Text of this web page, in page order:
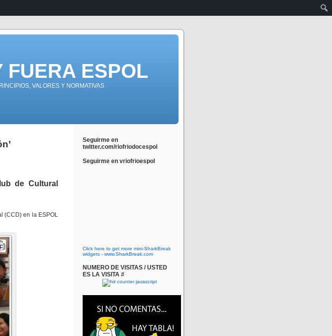
FUERA ESPOL
VALORES Y NORMATIVAS
de Cultural
(CCD) en la ESPOL
Seguirme en
twitter.com/riofriodocespol
Seguirme en vriofrioespol
Click here to get more mini-SharkBreak
widgets - www.SharkBreak.com
NUMERO DE VISITAS / USTED
ES LA VISITA #